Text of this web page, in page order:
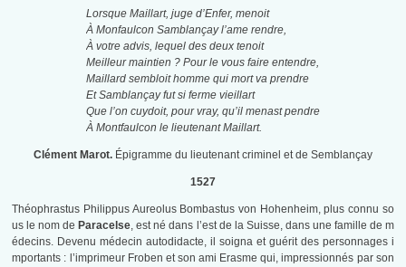
Lorsque Maillart, juge d’Enfer, menoit
À Monfaulcon Samblançay l’ame rendre,
À votre advis, lequel des deux tenoit
Meilleur maintien ? Pour le vous faire entendre,
Maillard sembloit homme qui mort va prendre
Et Samblançay fut si ferme vieillart
Que l’on cuydoit, pour vray, qu’il menast pendre
À Montfaulcon le lieutenant Maillart.
Clément Marot. Épigramme du lieutenant criminel et de Semblançay
1527
Théophrastus Philippus Aureolus Bombastus von Hohenheim, plus connu so
us le nom de Paracelse, est né dans l’est de la Suisse, dans une famille de m
édecins. Devenu médecin autodidacte, il soigna et guérit des personnages i
mportants : l’imprimeur Froben et son ami Erasme qui, impressionnés par son